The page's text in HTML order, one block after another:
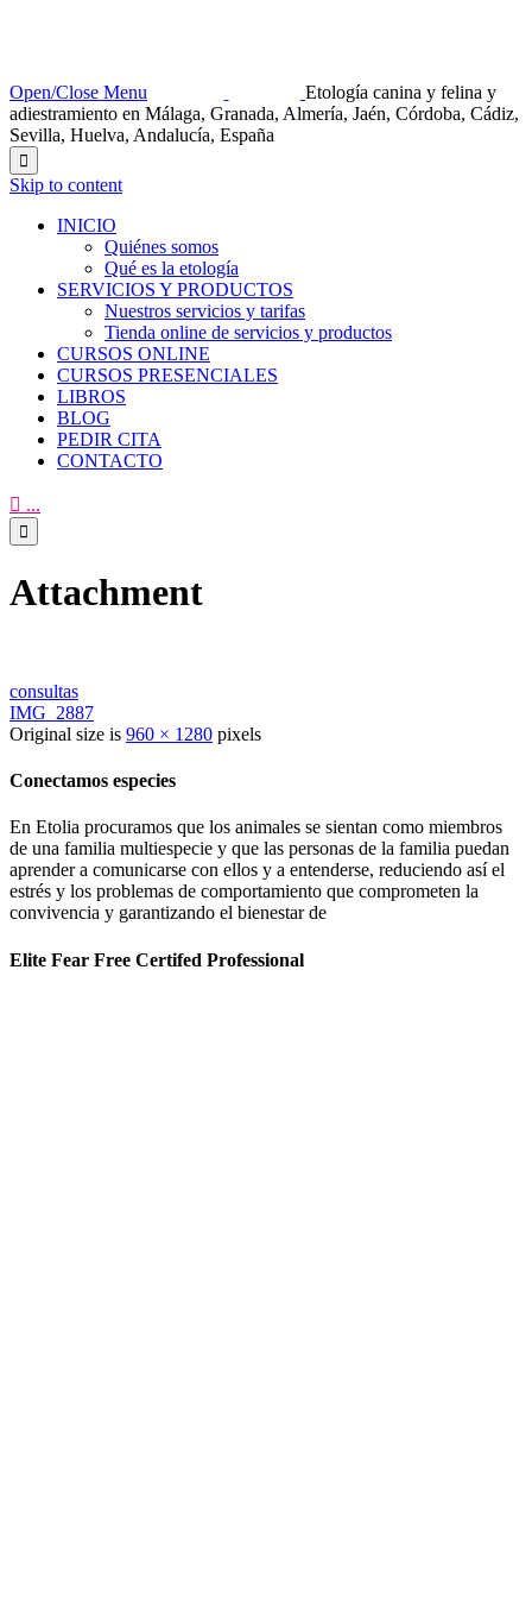
Open/Close Menu
Etología canina y felina y
adiestramiento en Málaga, Granada, Almería, Jaén, Córdoba, Cádiz,
Sevilla, Huelva, Andalucía, España

Skip to content
INICIO
Quiénes somos
Qué es la etología
SERVICIOS Y PRODUCTOS
Nuestros servicios y tarifas
Tienda online de servicios y productos
CURSOS ONLINE
CURSOS PRESENCIALES
LIBROS
BLOG
PEDIR CITA
CONTACTO
 ...

Attachment
consultas
IMG_2887
Original size is 960 × 1280 pixels
Conectamos especies
En Etolia procuramos que los animales se sientan como miembros
de una familia multiespecie y que las personas de la familia puedan
aprender a comunicarse con ellos y a entenderse, reduciendo así el
estrés y los problemas de comportamiento que comprometen la
convivencia y garantizando el bienestar de
Elite Fear Free Certifed Professional